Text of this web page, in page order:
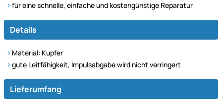
für eine schnelle, einfache und kostengünstige Reparatur
Details
Material: Kupfer
gute Leitfähigkeit, Impulsabgabe wird nicht verringert
Lieferumfang